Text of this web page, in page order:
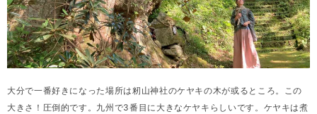
大分で一番好きになった場所は籾山神社のケヤキの木が或るところ。この
大きさ！圧倒的です。九州で3番目に大きなケヤキらしいです。ケヤキは煮